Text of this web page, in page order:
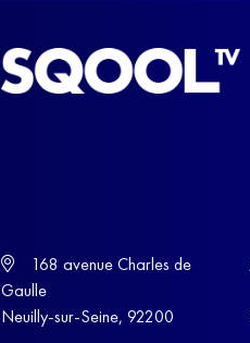
168 avenue Charles de
Gaulle
Neuilly-sur-Seine, 92200